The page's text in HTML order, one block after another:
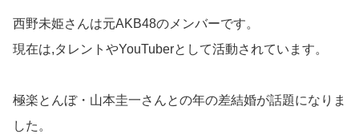
西野未姫さんは元AKB48のメンバーです。
現在は,タレントやYouTuberとして活動されています。
極楽とんぼ・山本圭一さんとの年の差結婚が話題になりま
した。